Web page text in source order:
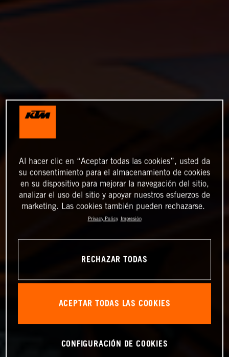
Al hacer clic en “Aceptar todas las cookies”, usted da
su consentimiento para el almacenamiento de cookies
en su dispositivo para mejorar la navegación del sitio,
analizar el uso del sitio y apoyar nuestros esfuerzos de
marketing. Las cookies también pueden rechazarse.
Privacy Policy Impresión
RECHAZAR TODAS
ACEPTAR TODAS LAS COOKIES
CONFIGURACIÓN DE COOKIES